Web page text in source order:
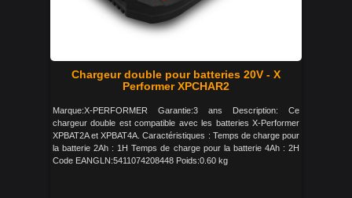
Chargeur double pour batteries 20V - X
Performer XPCHAR2
Marque:X-PERFORMER Garantie:3 ans Description: Ce
chargeur double est compatible avec les batteries X-Performer
XPBAT2A et XPBAT4A. Caractéristiques : Temps de charge pour
la batterie 2Ah : 1H Temps de charge pour la batterie 4Ah : 2H
Code EANGLN:5411074208448 Poids:0.60 kg